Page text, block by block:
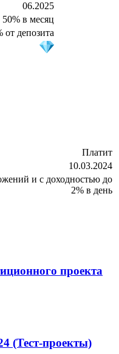
06.2025
в месяц
от депозита
Платит
10.03.2024
и с доходностью до
2% в день
проекта
(Тест-проекты)